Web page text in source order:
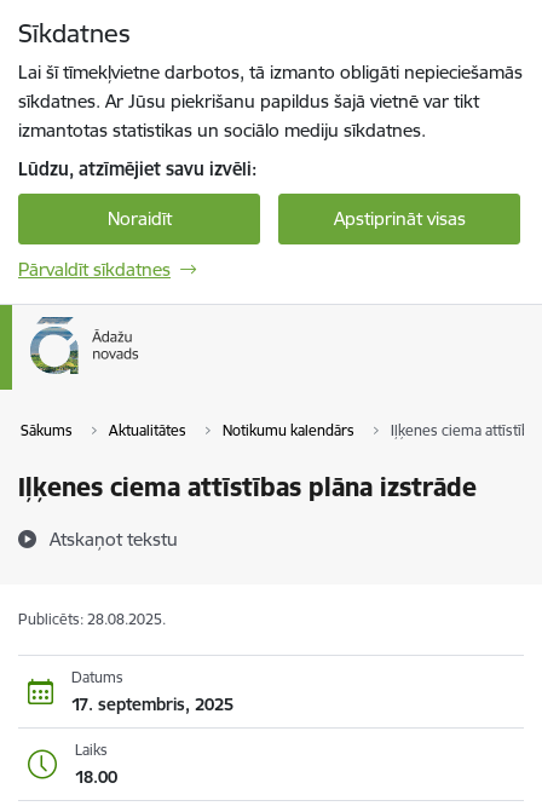
Sīkdatnes
Lai šī tīmekļvietne darbotos, tā izmanto obligāti nepieciešamās
sīkdatnes. Ar Jūsu piekrišanu papildus šajā vietnē var tikt
izmantotas statistikas un sociālo mediju sīkdatnes.
Lūdzu, atzīmējiet savu izvēli:
Noraidīt Apstiprināt visas
Pārvaldīt sīkdatnes
Sākums Aktualitātes Notikumu kalendārs Iļķenes ciema
Iļķenes ciema attīstības plāna izstrāde
Atskaņot tekstu
Publicēts: 28.08.2025.
Datums
17. septembris, 2025
Laiks
18.00